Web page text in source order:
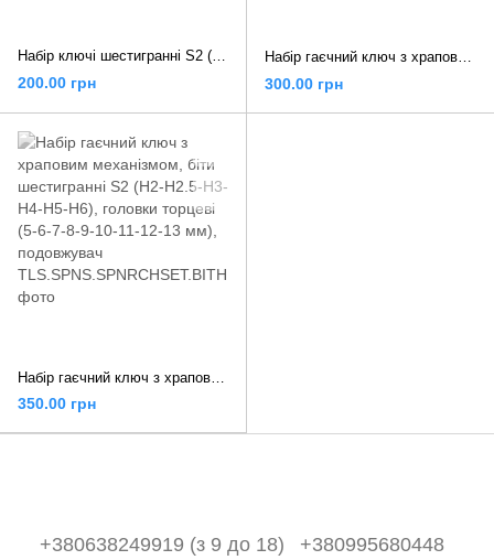
Набір ключі шестигранні S2 (1,5-2,0-2,5-3,0-4,0-5,0 мм), подовжені
200.00 грн
Набір гаєчний ключ з храповим механізмом, біти шестигранні S2 (H2-H2.5-H3-H4-H5-H6), подовжувач
300.00 грн
350.00 грн
+380638249919 (з 9 до 18) +380995680448